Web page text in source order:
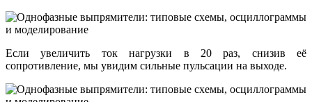
Если увеличить ток нагрузки в 20 раз, снизив её
сопротивление, мы увидим сильные пульсации на выходе.